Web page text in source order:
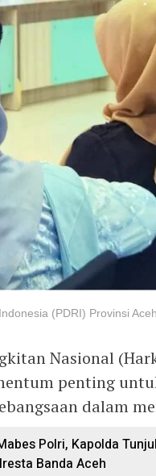
(PDRI) Provinsi
Nasional
penting
dalam
Polri, Kapolda
Banda Aceh